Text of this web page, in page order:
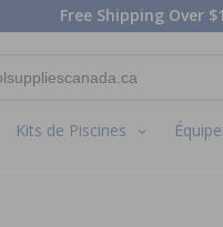
Free Shipping Over
Kits de Piscines